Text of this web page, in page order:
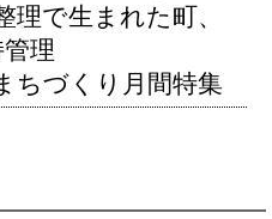
理で生まれた町、
理
ちづくり月間特集